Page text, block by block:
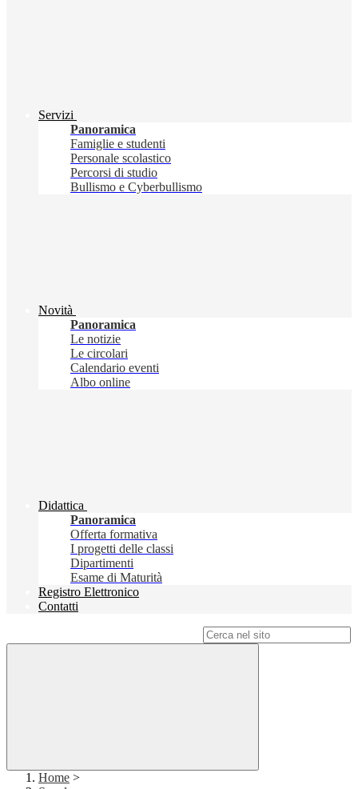
Servizi
Panoramica
Famiglie e studenti
Personale scolastico
Percorsi di studio
Bullismo e Cyberbullismo
Novità
Panoramica
Le notizie
Le circolari
Calendario eventi
Albo online
Didattica
Panoramica
Offerta formativa
I progetti delle classi
Dipartimenti
Esame di Maturità
Registro Elettronico
Contatti
Home >